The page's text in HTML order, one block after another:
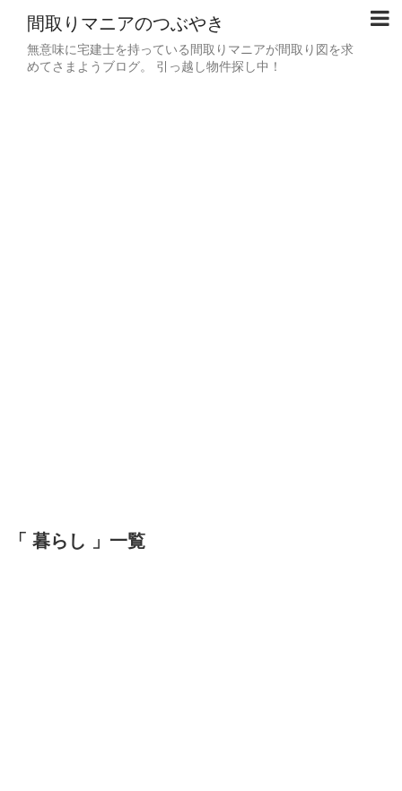
間取りマニアのつぶやき
無意味に宅建士を持っている間取りマニアが間取り図を求
めてさまようブログ。 引っ越し物件探し中！
「 暮らし 」一覧